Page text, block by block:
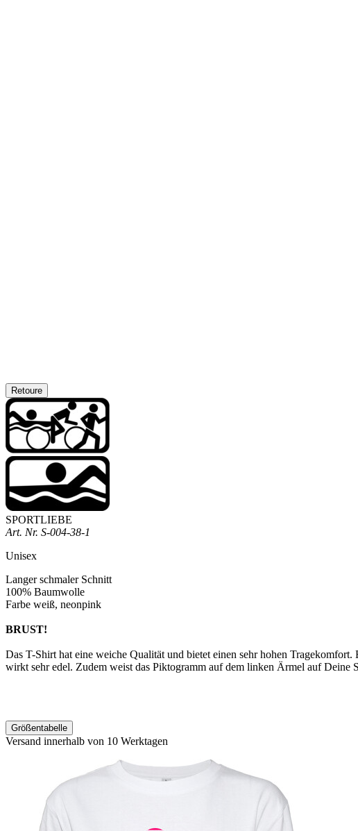
Retoure
SPORTLIEBE
Art. Nr. S-004-38-1
Unisex
Langer schmaler Schnitt
100% Baumwolle
Farbe weiß, neonpink
BRUST!
Das T-Shirt hat eine weiche Qualität und bietet einen sehr hohen Tragekomfort.
wirkt sehr edel. Zudem weist das Piktogramm auf dem linken Ärmel auf Deine
Größentabelle
Versand innerhalb von 10 Werktagen